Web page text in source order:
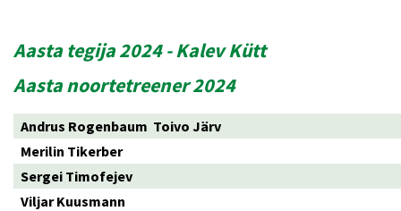
Aasta tegija 2024 - Kalev Kütt
Aasta noortetreener 2024
Andrus Rogenbaum Toivo Järv
Merilin Tikerber
Sergei Timofejev
Viljar Kuusmann